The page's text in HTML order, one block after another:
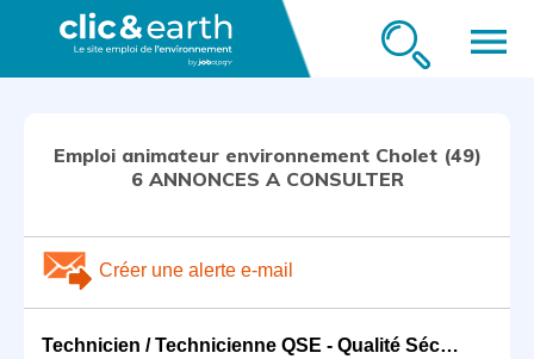
menu
Emploi animateur environnement Cholet (49)
6 ANNONCES A CONSULTER
Créer une alerte e-mail
Technicien / Technicienne QSE - Qualité Sécurité Environnement BT (H/F)